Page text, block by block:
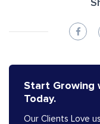
Start Growing
Today.
Our Clients Love